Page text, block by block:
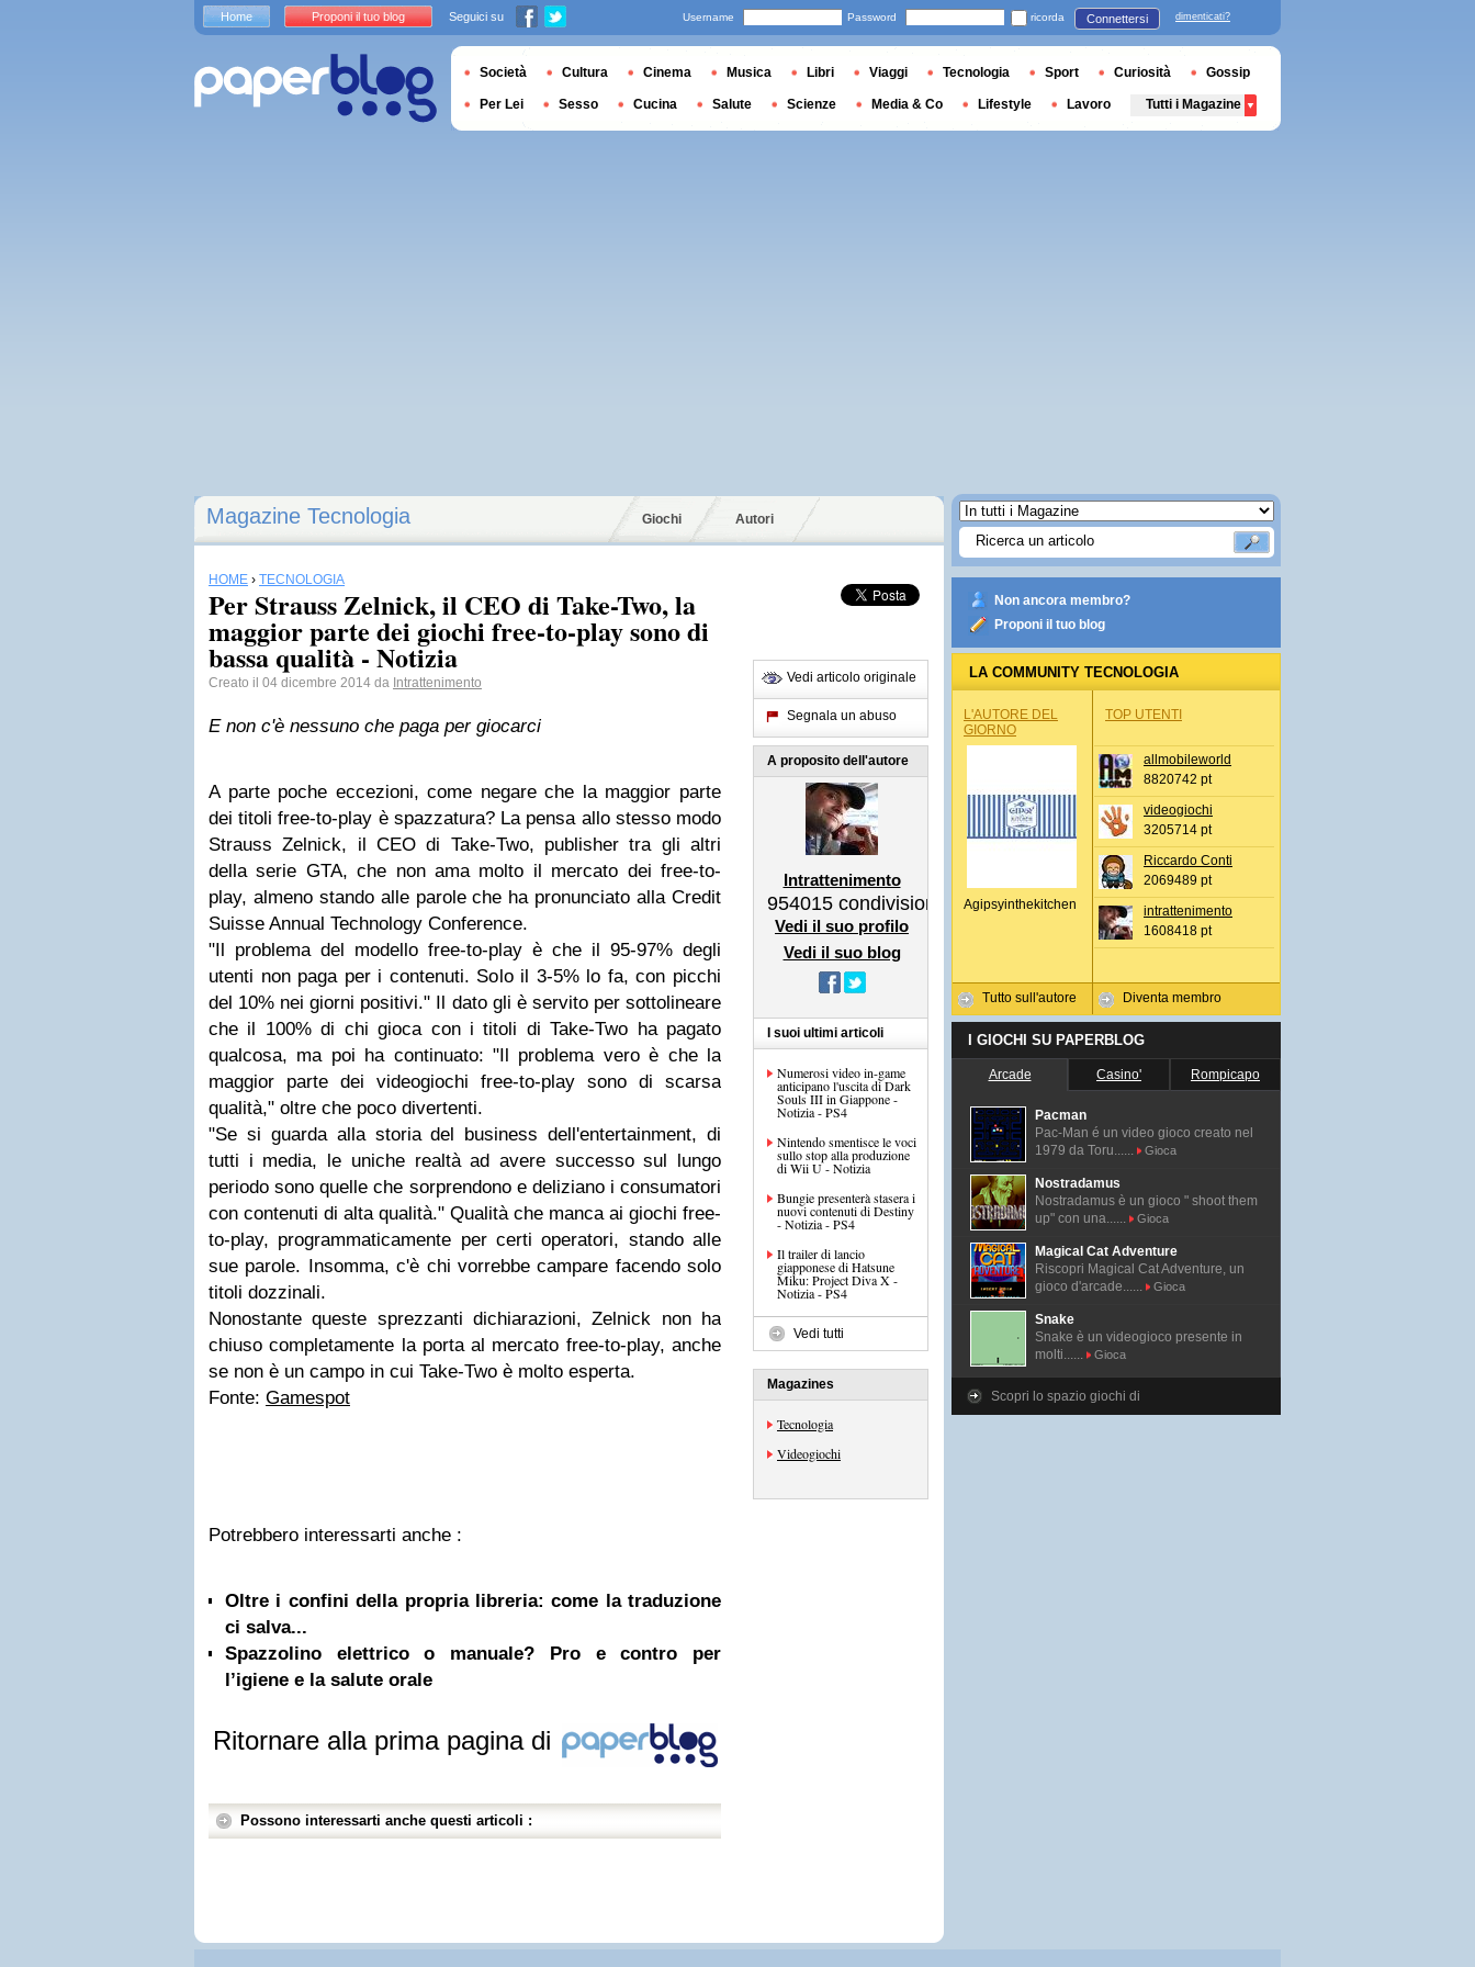
Magazine Tecnologia Giochi Autori
HOME › TECNOLOGIA
Per Strauss Zelnick, il CEO di Take-Two, la
maggior parte dei giochi free-to-play sono di
bassa qualità - Notizia
Creato il 04 dicembre 2014 da Intrattenimento
E non c'è nessuno che paga per giocarci
A parte poche eccezioni, come negare che la maggior parte
dei titoli free-to-play è spazzatura? La pensa allo stesso modo
Strauss Zelnick, il CEO di Take-Two, publisher tra gli altri
della serie GTA, che non ama molto il mercato dei free-to-
play, almeno stando alle parole che ha pronunciato alla Credit
Suisse Annual Technology Conference.
"Il problema del modello free-to-play è che il 95-97% degli
utenti non paga per i contenuti. Solo il 3-5% lo fa, con picchi
del 10% nei giorni positivi." Il dato gli è servito per sottolineare
che il 100% di chi gioca con i titoli di Take-Two ha pagato
qualcosa, ma poi ha continuato: "Il problema vero è che la
maggior parte dei videogiochi free-to-play sono di scarsa
qualità," oltre che poco divertenti.
"Se si guarda alla storia del business dell'entertainment, di
tutti i media, le uniche realtà ad avere successo sul lungo
periodo sono quelle che sorprendono e deliziano i consumatori
con contenuti di alta qualità." Qualità che manca ai giochi free-
to-play, programmaticamente per certi operatori, stando alle
sue parole. Insomma, c'è chi vorrebbe campare facendo solo
titoli dozzinali.
Nonostante queste sprezzanti dichiarazioni, Zelnick non ha
chiuso completamente la porta al mercato free-to-play, anche
se non è un campo in cui Take-Two è molto esperta.
Fonte: Gamespot
Potrebbero interessarti anche :
Oltre i confini della propria libreria: come la traduzione
ci salva...
Spazzolino elettrico o manuale? Pro e contro per
l’igiene e la salute orale
Ritornare alla prima pagina di
Possono interessarti anche questi articoli :
Vedi articolo originale
Segnala un abuso
A proposito dell'autore
Intrattenimento
954015 condivisioni
Vedi il suo profilo
Vedi il suo blog
I suoi ultimi articoli
Numerosi video in-game
anticipano l'uscita di Dark
Souls III in Giappone -
Notizia - PS4
Nintendo smentisce le voci
sullo stop alla produzione
di Wii U - Notizia
Bungie presenterà stasera i
nuovi contenuti di Destiny
- Notizia - PS4
Il trailer di lancio
giapponese di Hatsune
Miku: Project Diva X -
Notizia - PS4
Vedi tutti
Magazines
Tecnologia
Videogiochi
Non ancora membro?
Proponi il tuo blog
LA COMMUNITY TECNOLOGIA
L'AUTORE DEL
GIORNO
Agipsyinthekitchen
Tutto sull'autore
TOP UTENTI
allmobileworld
8820742 pt
videogiochi
3205714 pt
Riccardo Conti
2069489 pt
intrattenimento
1608418 pt
Diventa membro
I GIOCHI SU PAPERBLOG
Arcade Casino' Rompicapo
Pacman
Pac-Man é un video gioco creato nel
1979 da Toru......
Gioca
Nostradamus
Nostradamus è un gioco " shoot them
up" con una......
Gioca
Magical Cat Adventure
Riscopri Magical Cat Adventure, un
gioco d'arcade......
Gioca
Snake
Snake è un videogioco presente in
molti......
Gioca
Scopri lo spazio giochi di
Home Proponi il tuo blog Seguici su Username Password ricorda Connettersi dimenticati?
Società Cultura Cinema Musica Libri Viaggi Tecnologia Sport Curiosità Gossip
Per Lei Sesso Cucina Salute Scienze Media & Co Lifestyle Lavoro Tutti i Magazine